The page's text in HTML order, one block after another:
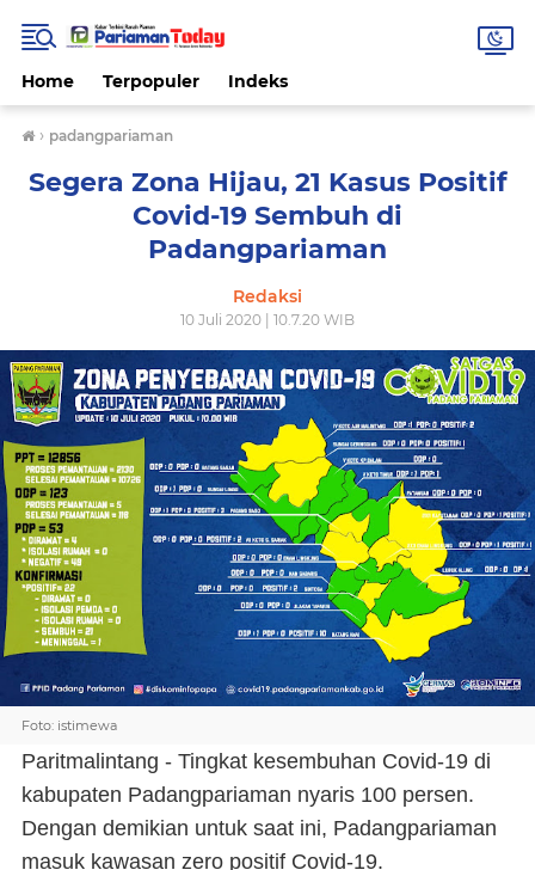
Home Terpopuler Indeks
› padangpariaman
Segera Zona Hijau, 21 Kasus Positif
Covid-19 Sembuh di
Padangpariaman
Redaksi
10 Juli 2020 | 10.7.20 WIB
Foto: istimewa
Paritmalintang - Tingkat kesembuhan Covid-19 di
kabupaten Padangpariaman nyaris 100 persen.
Dengan demikian untuk saat ini, Padangpariaman
masuk kawasan zero positif Covid-19.